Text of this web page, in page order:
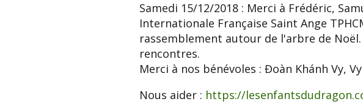
Samedi 15/12/2018 : Merci à Frédéric,
Internationale Française Saint Ange
rassemblement autour de l'arbre de
rencontres.
Merci à nos bénévoles : Đoàn Khánh Vy,
Nous aider : https://